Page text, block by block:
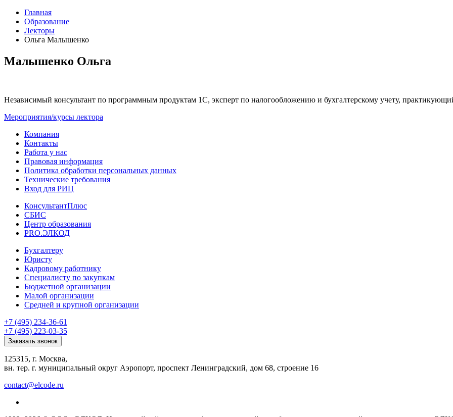
Главная
Образование
Лекторы
Ольга Малышенко
Малышенко Ольга
Независимый консультант по программным продуктам 1С, эксперт по налогообложению и бухгалтерскому учету,
Мероприятия/курсы лектора
Компания
Контакты
Работа у нас
Правовая информация
Политика обработки персональных данных
Технические требования
Вход для РИЦ
КонсультантПлюс
СБИС
Центр образования
PRO.ЭЛКОД
Бухгалтеру
Юристу
Кадровому работнику
Специалисту по закупкам
Бюджетной организации
Малой организации
Средней и крупной организации
+7 (495) 234-36-61
+7 (495) 223-03-35
Заказать звонок
125315, г. Москва,
вн. тер. г. муниципальный округ Аэропорт, проспект Ленинградский, дом 68, строение 16
contact@elcode.ru